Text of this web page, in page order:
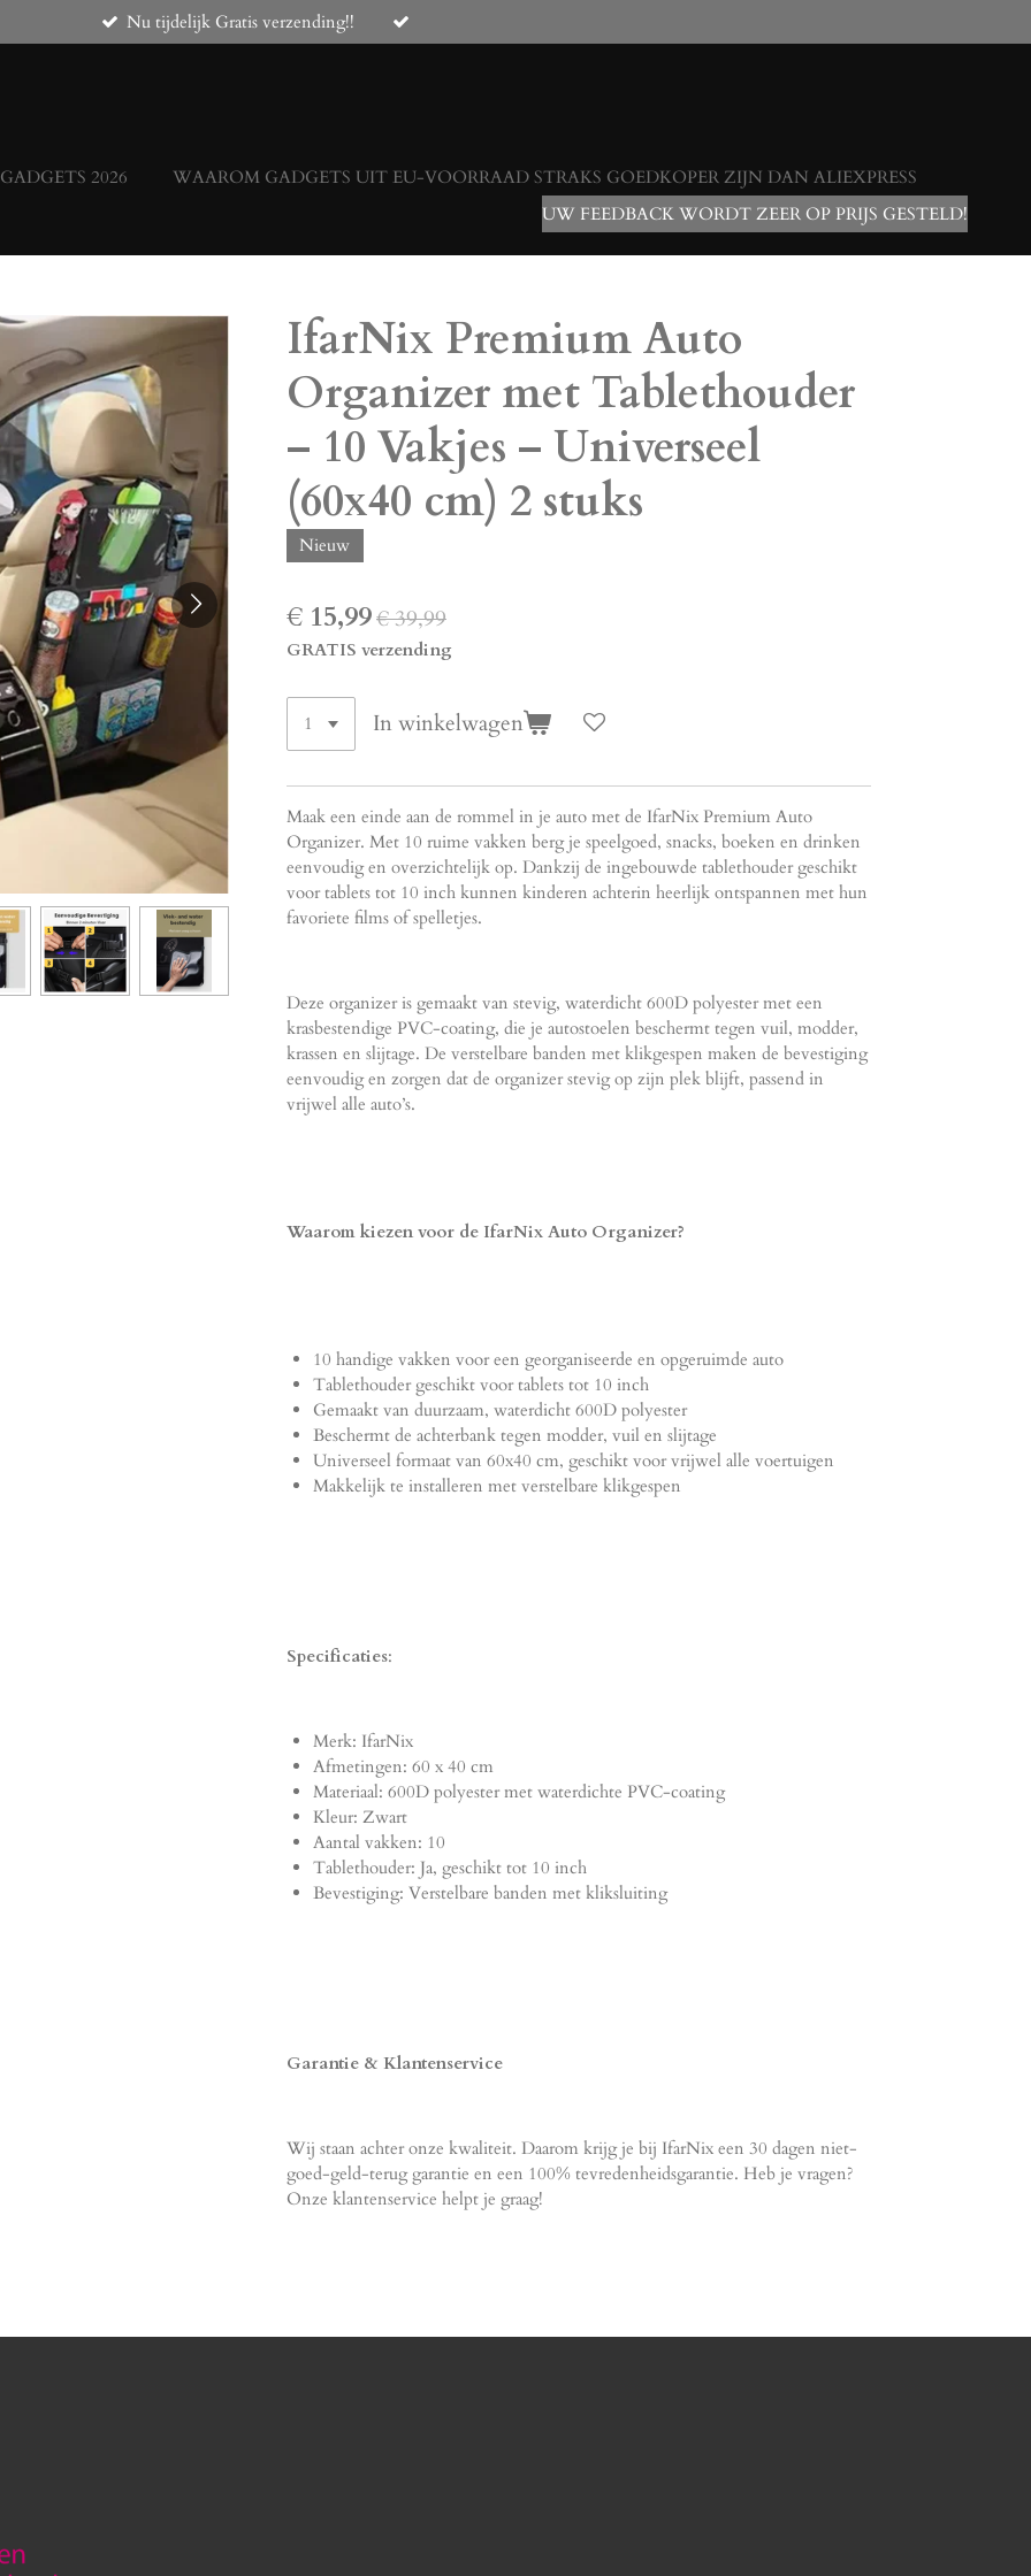
Nu tijdelijk Gratis verzending!!
2026
WAAROM GADGETS UIT EU-VOORRAAD STRAKS GOEDKOPER ZIJN DAN ALIEXPRESS
UW FEEDBACK WORDT ZEER OP PRIJS GESTELD!
IfarNix Premium Auto
Organizer met Tablethouder
– 10 Vakjes – Universeel
(60x40 cm) 2 stuks
Nieuw
€ 15,99€ 39,99
GRATIS verzending
In winkelwagen
Maak een einde aan de rommel in je auto met de IfarNix Premium Auto
Organizer. Met 10 ruime vakken berg je speelgoed, snacks, boeken en drinken
eenvoudig en overzichtelijk op. Dankzij de ingebouwde tablethouder geschikt
voor tablets tot 10 inch kunnen kinderen achterin heerlijk ontspannen met hun
favoriete films of spelletjes.
Deze organizer is gemaakt van stevig, waterdicht 600D polyester met een
krasbestendige PVC-coating, die je autostoelen beschermt tegen vuil, modder,
krassen en slijtage. De verstelbare banden met klikgespen maken de bevestiging
eenvoudig en zorgen dat de organizer stevig op zijn plek blijft, passend in
vrijwel alle auto’s.
Waarom kiezen voor de IfarNix Auto Organizer?
10 handige vakken voor een georganiseerde en opgeruimde auto
Tablethouder geschikt voor tablets tot 10 inch
Gemaakt van duurzaam, waterdicht 600D polyester
Beschermt de achterbank tegen modder, vuil en slijtage
Universeel formaat van 60x40 cm, geschikt voor vrijwel alle voertuigen
Makkelijk te installeren met verstelbare klikgespen
Specificaties:
Merk: IfarNix
Afmetingen: 60 x 40 cm
Materiaal: 600D polyester met waterdichte PVC-coating
Kleur: Zwart
Aantal vakken: 10
Tablethouder: Ja, geschikt tot 10 inch
Bevestiging: Verstelbare banden met kliksluiting
Garantie & Klantenservice
Wij staan achter onze kwaliteit. Daarom krijg je bij IfarNix een 30 dagen niet-
goed-geld-terug garantie en een 100% tevredenheidsgarantie. Heb je vragen?
Onze klantenservice helpt je graag!